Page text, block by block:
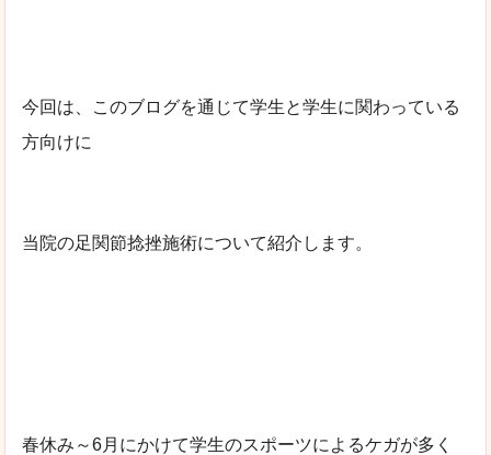
今回は、このブログを通じて学生と学生に関わっている
方向けに
当院の足関節捻挫施術について紹介します。
春休み～6月にかけて学生のスポーツによるケガが多く